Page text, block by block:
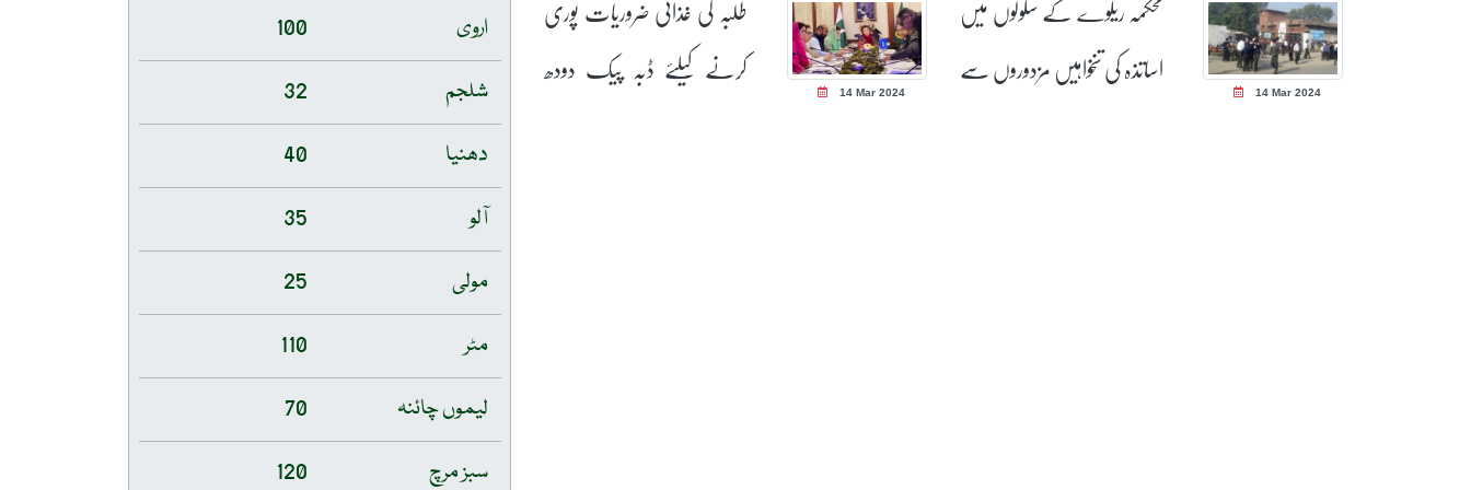
14 Mar 2024
اساتذہ کی تنخواہیں مزدوروں سے
14 Mar 2024
کرنے کیلئے ڈبہ پیک دودھ
اروی
100
شلجم
32
دھنیا
40
آلو
35
مولی
25
مٹر
110
لیموں چائنہ
70
سبز مرچ
120